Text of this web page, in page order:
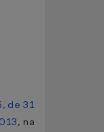
de 31
, na